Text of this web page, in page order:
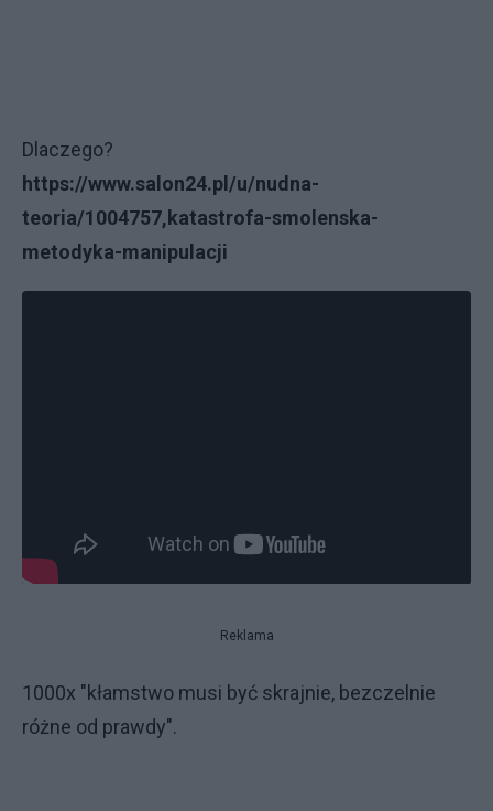
Dlaczego?
https://www.salon24.pl/u/nudna-
teoria/1004757,katastrofa-smolenska-
metodyka-manipulacji
Reklama
1000x "kłamstwo musi być skrajnie, bezczelnie
różne od prawdy".